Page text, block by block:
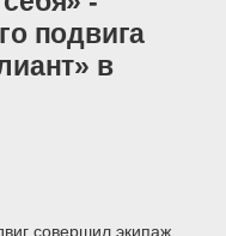
подвига
в
совершил экипаж